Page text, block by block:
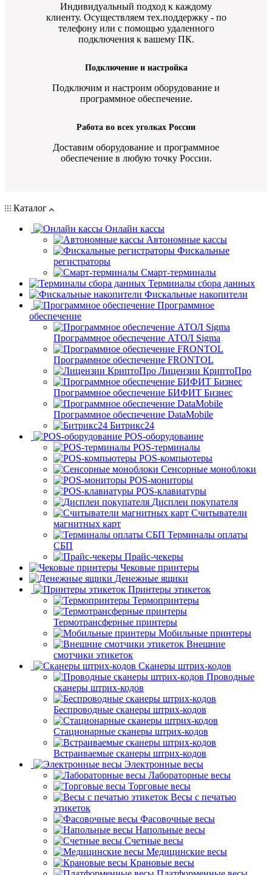
Индивидуальный подход к каждому
клиенту. Осуществляем тех.поддержку - по
телефону или с помощью удаленного
подключения к вашему ПК.
Подключение и настройка
Подключим и настроим оборудование и
программное обеспечение.
Работа во всех уголках России
Доставим оборудование и программное
обеспечение в любую точку России.
Каталог
Онлайн кассы
Автономные кассы
Фискальные
регистраторы
Смарт-терминалы
Терминалы сбора данных
Фискальные накопители
Программное
обеспечение
Программное обеспечение АТОЛ Sigma
Программное обеспечение FRONTOL
Лицензии КриптоПро
Программное обеспечение БИФИТ Бизнес
Программное обеспечение DataMobile
Битрикс24
POS-оборудование
POS-терминалы
POS-компьютеры
Сенсорные моноблоки
POS-мониторы
POS-клавиатуры
Дисплеи покупателя
Считыватели
магнитных карт
Терминалы оплаты
СБП
Прайс-чекеры
Чековые принтеры
Денежные ящики
Принтеры этикеток
Термопринтеры
Термотрансферные принтеры
Мобильные принтеры
Внешние
смотчики этикеток
Сканеры штрих-кодов
Проводные
сканеры штрих-кодов
Беспроводные сканеры штрих-кодов
Стационарные сканеры штрих-кодов
Встраиваемые сканеры штрих-кодов
Электронные весы
Лабораторные весы
Торговые весы
Весы с печатью
этикеток
Фасовочные весы
Напольные весы
Счетные весы
Медицинские весы
Крановые весы